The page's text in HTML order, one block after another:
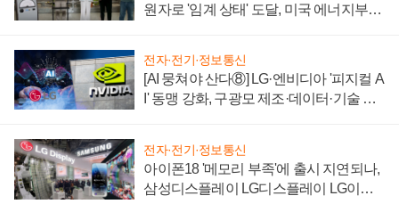
원자로 '임계 상태' 도달, 미국 에너지부
전자·전기·정보통신
[AI 뭉쳐야 산다⑧] LG·엔비디아 '피지컬 A
I' 동맹 강화, 구광모 제조·데이터·기술 결
전자·전기·정보통신
아이폰18 '메모리 부족'에 출시 지연되나,
삼성디스플레이 LG디스플레이 LG이노